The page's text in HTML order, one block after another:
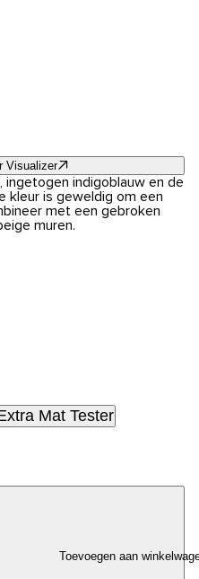
Visualizer
ingetogen indigoblauw en de
kleur is geweldig om een
met een gebroken
muren.
Mat Tester
Toevoegen aan